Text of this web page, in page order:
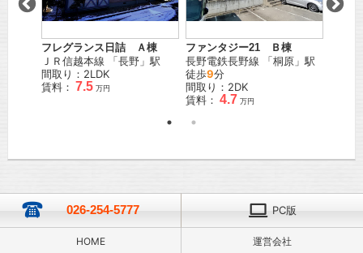
フレグランス日詰 Ａ棟
ＪＲ信越本線 「長野 」駅
間取り：2LDK
賃料： 7.5 万円
ファンタジー21 Ｂ棟
長野電鉄長野線 「桐原 」駅
徒歩9分
間取り：2DK
賃料： 4.7 万円
026-254-5777 PC版
HOME 運営会社